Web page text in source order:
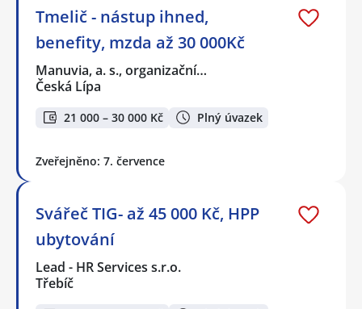
Tmelič - nástup ihned,
benefity, mzda až 30 000Kč
Manuvia, a. s., organizační…
Česká Lípa
21 000 – 30 000 Kč Plný úvazek
Zveřejněno: 7. července
Svářeč TIG- až 45 000 Kč, HPP
ubytování
Lead - HR Services s.r.o.
Třebíč